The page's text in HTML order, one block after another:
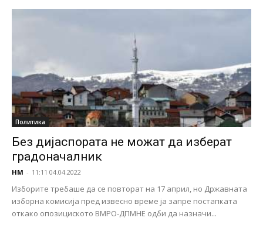
Политика
Без дијаспората не можат да изберат
градоначалник
НМ - 11:11 04.04.2022
Изборите требаше да се повторат на 17 април, но Државната
изборна комисија пред извесно време ја запре постапката
откако опозициското ВМРО-ДПМНЕ одби да назначи...